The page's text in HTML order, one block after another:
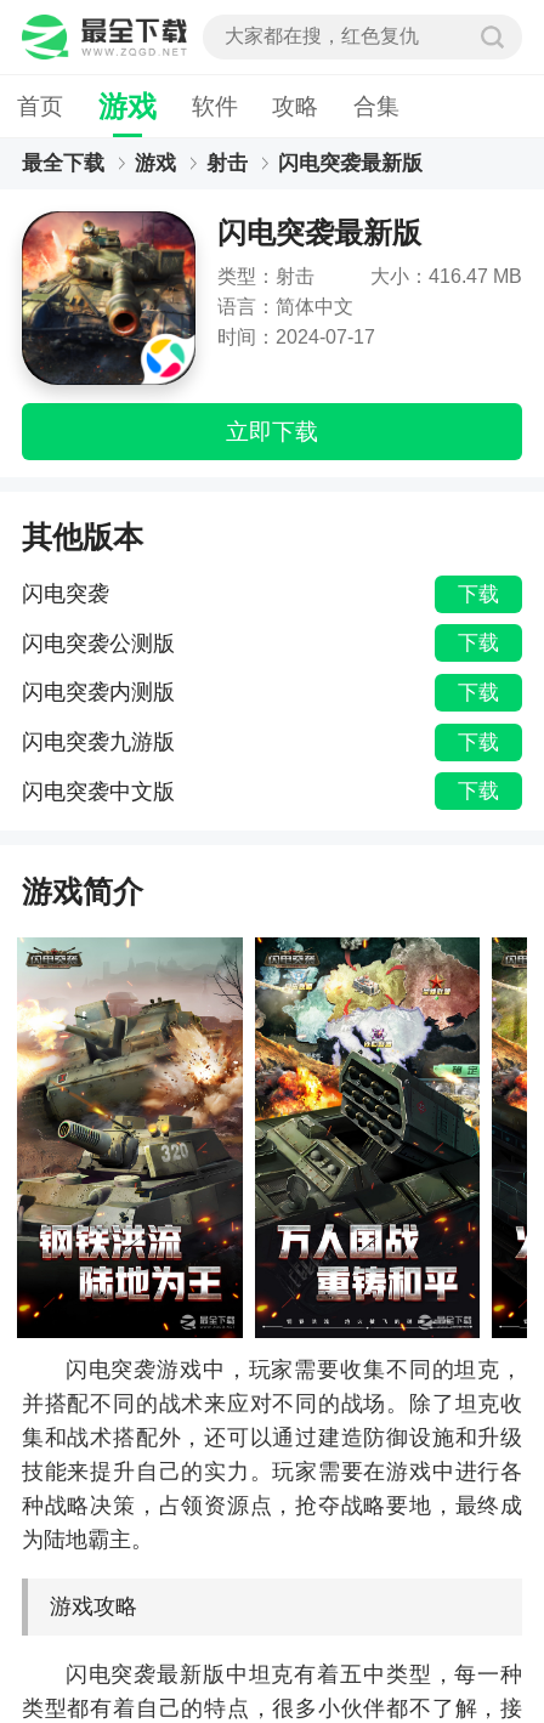
首页 游戏 软件 攻略 合集
最全下载 游戏 射击 闪电突袭最新版
闪电突袭最新版
类型：射击
大小：416.47 MB
语言：简体中文
时间：2024-07-17
立即下载
其他版本
闪电突袭 下载
闪电突袭公测版 下载
闪电突袭内测版 下载
闪电突袭九游版 下载
闪电突袭中文版 下载
游戏简介
闪电突袭游戏中，玩家需要收集不同的坦克，
并搭配不同的战术来应对不同的战场。除了坦克收
集和战术搭配外，还可以通过建造防御设施和升级
技能来提升自己的实力。玩家需要在游戏中进行各
种战略决策，占领资源点，抢夺战略要地，最终成
为陆地霸主。
游戏攻略
闪电突袭最新版中坦克有着五中类型，每一种
类型都有着自己的特点，很多小伙伴都不了解，接